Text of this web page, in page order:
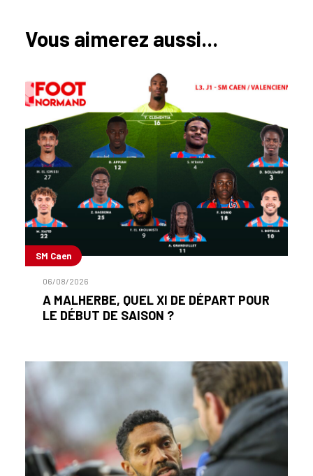
Vous aimerez aussi...
SM Caen
06/08/2026
A MALHERBE, QUEL XI DE DÉPART POUR
LE DÉBUT DE SAISON ?